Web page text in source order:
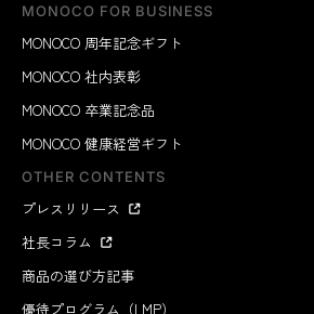
MONOCO FOR BUSINESS
MONOCO 周年記念ギフト
MONOCO 社内表彰
MONOCO 卒業記念品
MONOCO 健康経営ギフト
OTHER CONTENTS
プレスリリース
社長コラム
商品の選び方記事
優待プログラム（LMP）